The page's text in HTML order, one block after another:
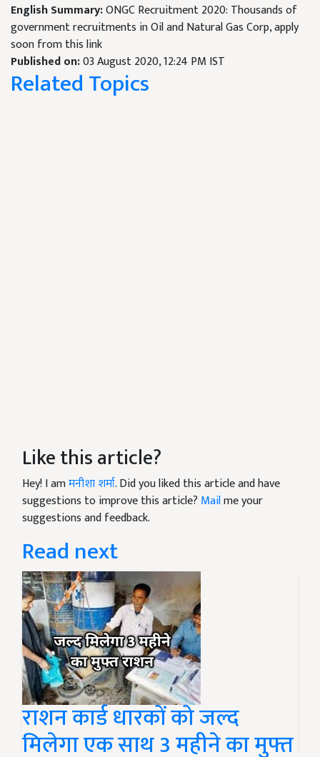
English Summary:ONGC Recruitment 2020: Thousands of
government recruitments in Oil and Natural Gas Corp, apply
soon from this link
Published on:03 August 2020, 12:24 PM IST
Related Topics
Like this article?
Hey! I amमनीशा शर्मा. Did you liked this article and have
suggestions to improve this article? Mailme your
suggestions and feedback.
Read next
राशन कार्ड धारकों को जल्द
मिलेगा एक साथ 3 महीने का मुफ्त